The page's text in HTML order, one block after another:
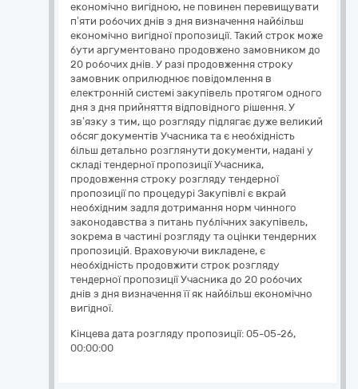
економічно вигідною, не повинен перевищувати
п’яти робочих днів з дня визначення найбільш
економічно вигідної пропозиції. Такий строк може
бути аргументовано продовжено замовником до
20 робочих днів. У разі продовження строку
замовник оприлюднює повідомлення в
електронній системі закупівель протягом одного
дня з дня прийняття відповідного рішення. У
зв’язку з тим, що розгляду підлягає дуже великий
обсяг документів Учасника та є необхідність
більш детально розглянути документи, надані у
складі тендерної пропозиції Учасника,
продовження строку розгляду тендерної
пропозиції по процедурі Закупівлі є вкрай
необхідним задля дотримання норм чинного
законодавства з питань публічних закупівель,
зокрема в частині розгляду та оцінки тендерних
пропозицій. Враховуючи викладене, є
необхідність продовжити строк розгляду
тендерної пропозиції Учасника до 20 робочих
днів з дня визначення її як найбільш економічно
вигідної.
Кінцева дата розгляду пропозиції: 05-05-26,
00:00:00